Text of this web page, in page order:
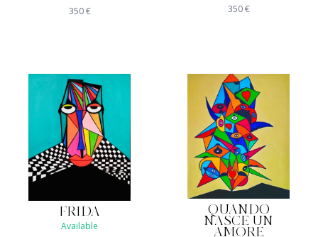
350€ 350€
FRIDA
Available
QUANDO
NASCE UN
AMORE